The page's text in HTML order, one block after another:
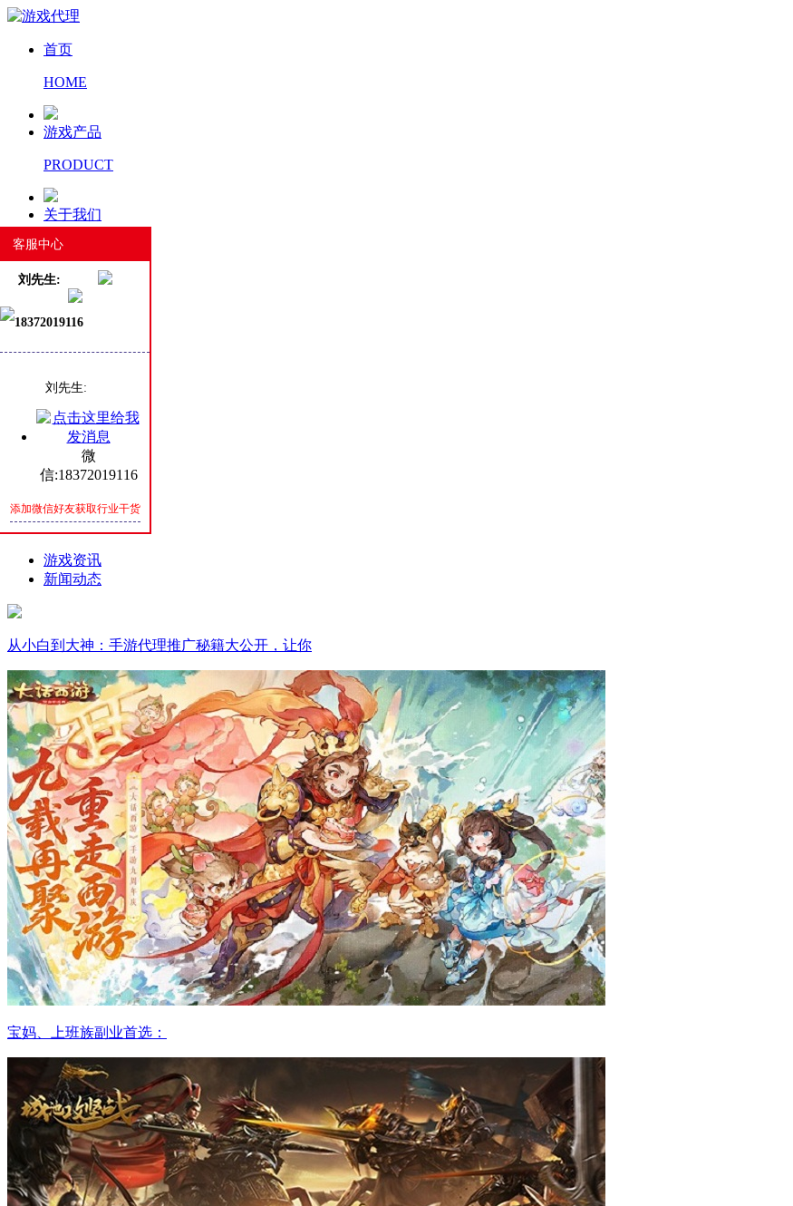
首页
HOME
游戏产品
PRODUCT
关于我们
ABOUT US
新闻资讯
NEWS
工匠精神
SPIRIT
联系我们
新闻资讯
游戏资讯
新闻动态
从小白到大神：手游代理推广秘籍大公开，让你
宝妈、上班族副业首选：
客服中心
刘先生:
18372019116
刘先生:
微
信:18372019116
添加微信好友获取行业干货